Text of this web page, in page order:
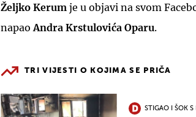
Željko Kerum je u objavi na svom
napao Andra Krstulovića Oparu.
TRI VIJESTI O KOJIMA SE PRIČA
STIGAO I ŠOK